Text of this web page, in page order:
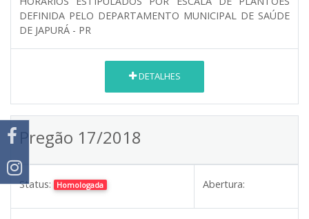
DEFINIDA PELO DEPARTAMENTO MUNICIPAL DE SAÚDE
DE JAPURÁ - PR
DETALHES
Pregão 17/2018
Status: Homologada Abertura: